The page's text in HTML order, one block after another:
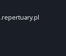
.repertuary.pl